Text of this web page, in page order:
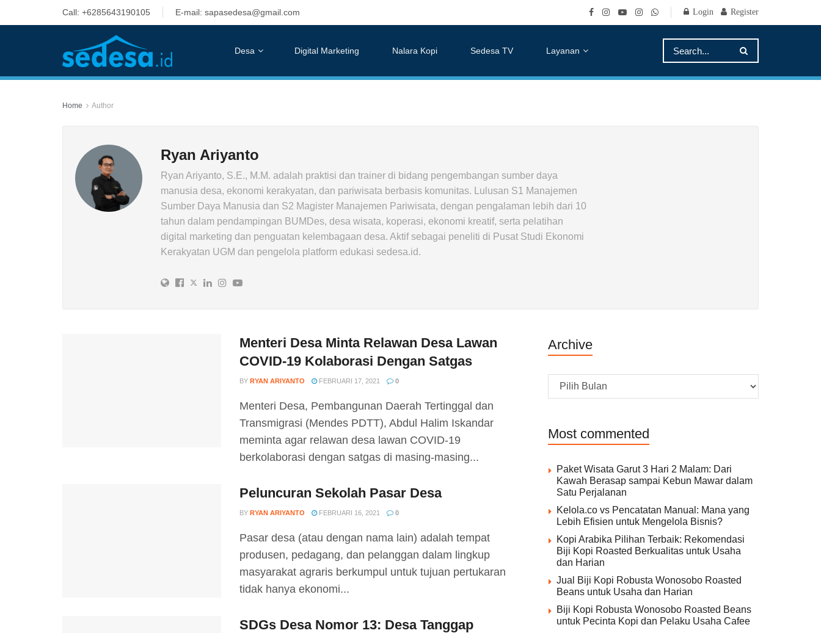
Call: +6285643190105 E-mail: sapasedesa@gmail.com Login Register
Desa Digital Marketing Nalara Kopi Sedesa TV Layanan
Home Author
Ryan Ariyanto
Ryan Ariyanto, S.E., M.M. adalah praktisi dan trainer di bidang pengembangan sumber daya
manusia desa, ekonomi kerakyatan, dan pariwisata berbasis komunitas. Lulusan S1 Manajemen
Sumber Daya Manusia dan S2 Magister Manajemen Pariwisata, dengan pengalaman lebih dari 10
tahun dalam pendampingan BUMDes, desa wisata, koperasi, ekonomi kreatif, serta pelatihan
digital marketing dan penguatan kelembagaan desa. Aktif sebagai peneliti di Pusat Studi Ekonomi
Kerakyatan UGM dan pengelola platform edukasi sedesa.id.
Menteri Desa Minta Relawan Desa Lawan
COVID-19 Kolaborasi Dengan Satgas
BY RYAN ARIYANTO FEBRUARI 17, 2021 0
Menteri Desa, Pembangunan Daerah Tertinggal dan
Transmigrasi (Mendes PDTT), Abdul Halim Iskandar
meminta agar relawan desa lawan COVID-19
berkolaborasi dengan satgas di masing-masing...
Peluncuran Sekolah Pasar Desa
BY RYAN ARIYANTO FEBRUARI 16, 2021 0
Pasar desa (atau dengan nama lain) adalah tempat
produsen, pedagang, dan pelanggan dalam lingkup
masyarakat agraris berkumpul untuk tujuan pertukaran
tidak hanya ekonomi...
SDGs Desa Nomor 13: Desa Tanggap
Archive
Archive
Most commented
Paket Wisata Garut 3 Hari 2 Malam: Dari
Kawah Berasap sampai Kebun Mawar dalam
Satu Perjalanan
Kelola.co vs Pencatatan Manual: Mana yang
Lebih Efisien untuk Mengelola Bisnis?
Kopi Arabika Pilihan Terbaik: Rekomendasi
Biji Kopi Roasted Berkualitas untuk Usaha
dan Harian
Jual Biji Kopi Robusta Wonosobo Roasted
Beans untuk Usaha dan Harian
Biji Kopi Robusta Wonosobo Roasted Beans
untuk Pecinta Kopi dan Pelaku Usaha Cafee